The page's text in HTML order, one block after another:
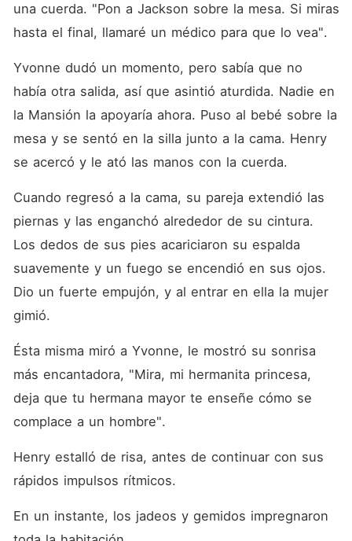
una cuerda. "Pon a Jackson sobre la mesa. Si miras
hasta el final, llamaré un médico para que lo vea".
Yvonne dudó un momento, pero sabía que no
había otra salida, así que asintió aturdida. Nadie en
la Mansión la apoyaría ahora. Puso al bebé sobre la
mesa y se sentó en la silla junto a la cama. Henry
se acercó y le ató las manos con la cuerda.
Cuando regresó a la cama, su pareja extendió las
piernas y las enganchó alrededor de su cintura.
Los dedos de sus pies acariciaron su espalda
suavemente y un fuego se encendió en sus ojos.
Dio un fuerte empujón, y al entrar en ella la mujer
gimió.
Ésta misma miró a Yvonne, le mostró su sonrisa
más encantadora, "Mira, mi hermanita princesa,
deja que tu hermana mayor te enseñe cómo se
complace a un hombre".
Henry estalló de risa, antes de continuar con sus
rápidos impulsos rítmicos.
En un instante, los jadeos y gemidos impregnaron